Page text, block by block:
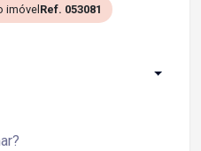
imóvel Ref. 053081